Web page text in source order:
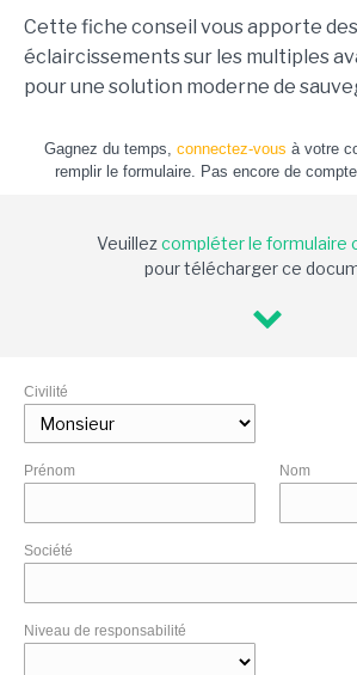
Cette fiche conseil vous apporte des
éclaircissements sur les multiples
pour une solution moderne de
Gagnez du temps, connectez-vous à votre
remplir le formulaire. Pas encore de
Veuillezcompléter le formulaire
pour télécharger ce
Civilité
Prénom Nom
Société
Niveau de responsabilité